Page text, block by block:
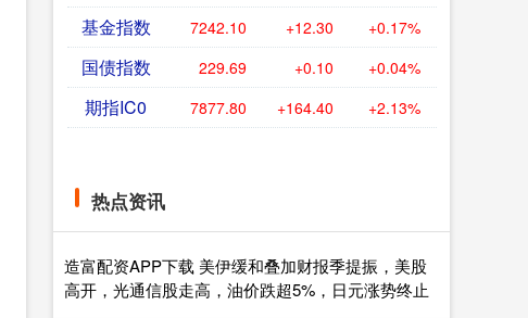
基金指数 7242.10 +12.30 +0.17%
国债指数 229.69 +0.10 +0.04%
期指IC0 7877.80 +164.40 +2.13%
热点资讯
造富配资APP下载 美伊缓和叠加财报季提振，美股
高开，光通信股走高，油价跌超5%，日元涨势终止